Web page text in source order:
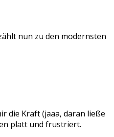
nun zu den modernsten
die Kraft (jaaa, daran ließe
platt und frustriert.